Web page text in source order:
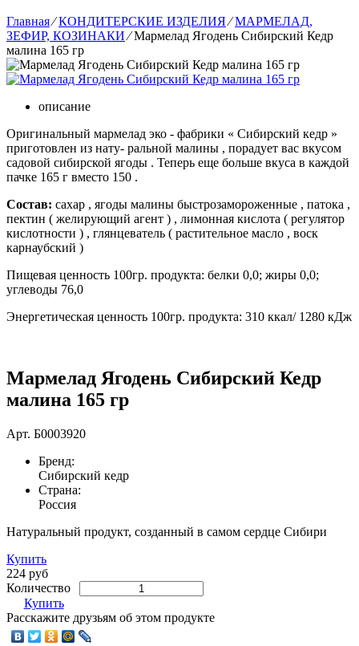
Главная⁄КОНДИТЕРСКИЕ ИЗДЕЛИЯ⁄МАРМЕЛАД,
ЗЕФИР, КОЗИНАКИ ⁄ Мармелад Ягодень Сибирский Кедр
малина 165 гр
описание
Оригинальный мармелад эко - фабрики « Сибирский кедр »
приготовлен из нату- ральной малины , порадует вас вкусом
садовой сибирской ягоды . Теперь еще больше вкуса в каждой
пачке 165 г вместо 150 .
Состав: сахар , ягоды малины быстрозамороженные , патока ,
пектин ( желирующий агент ) , лимонная кислота ( регулятор
кислотности ) , глянцеватель ( растительное масло , воск
карнаубский )
Пищевая ценность 100гр. продукта: белки 0,0; жиры 0,0;
углеводы 76,0
Энергетическая ценность 100гр. продукта: 310 ккал/ 1280 кДж
Мармелад Ягодень Сибирский Кедр
малина 165 гр
Арт. Б0003920
Бренд:
Сибирский кедр
Страна:
Россия
Натуральный продукт, созданный в самом сердце Сибири
Купить
224 руб
Количество
Купить
Расскажите друзьям об этом продукте